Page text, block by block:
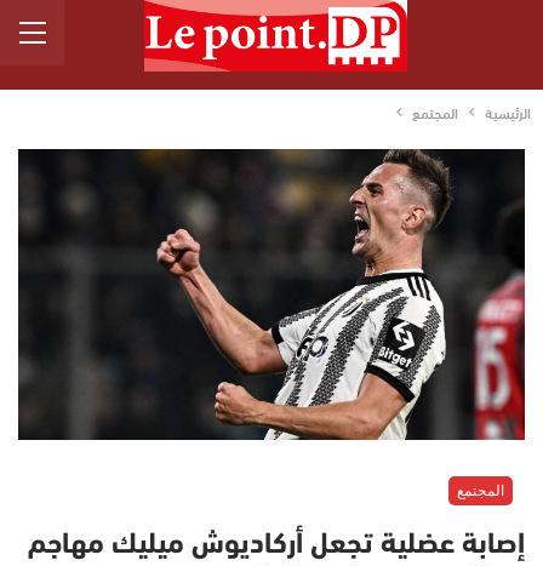
الرئيسية المجتمع
المجتمع
إصابة عضلية تجعل أركاديوش ميليك مهاجم